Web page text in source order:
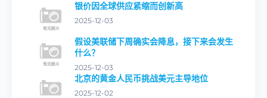
银价因全球供应紧缩而创新高
2025-12-03
假设美联储下周确实会降息，接下来会发生
什么？
2025-12-03
北京的黄金人民币挑战美元主导地位
2025-12-02